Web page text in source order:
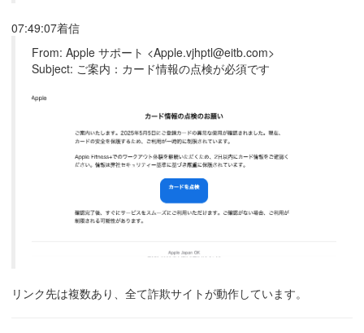
07:49:07着信
From: Apple サポート <Apple.vjhptl@eitb.com>
Subject: ご案内：カード情報の点検が必須です
リンク先は複数あり、全て詐欺サイトが動作しています。